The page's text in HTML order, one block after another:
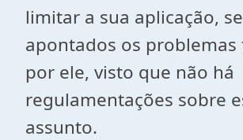
limitar a sua aplicação,
apontados os problemas
por ele, visto que não há
regulamentações sobre
assunto.